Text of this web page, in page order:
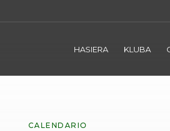
HASIERA KLUBA
CALENDARIO